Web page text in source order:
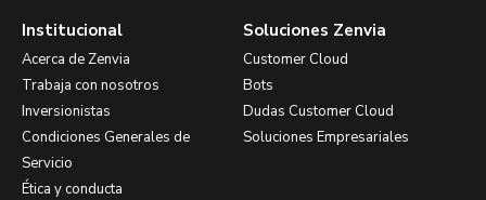
Institucional
Acerca de Zenvia
Trabaja con nosotros
Inversionistas
Condiciones Generales de
Servicio
Ética y conducta
Soluciones Zenvia
Customer Cloud
Bots
Dudas Customer Cloud
Soluciones Empresariales